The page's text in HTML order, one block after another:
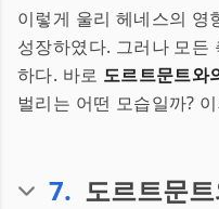
이렇게 울리 헤네스의 영
성장하였다. 그러나 모든
하다. 바로 도르트문트와
벌리는 어떤 모습일까?
7. 도르트문